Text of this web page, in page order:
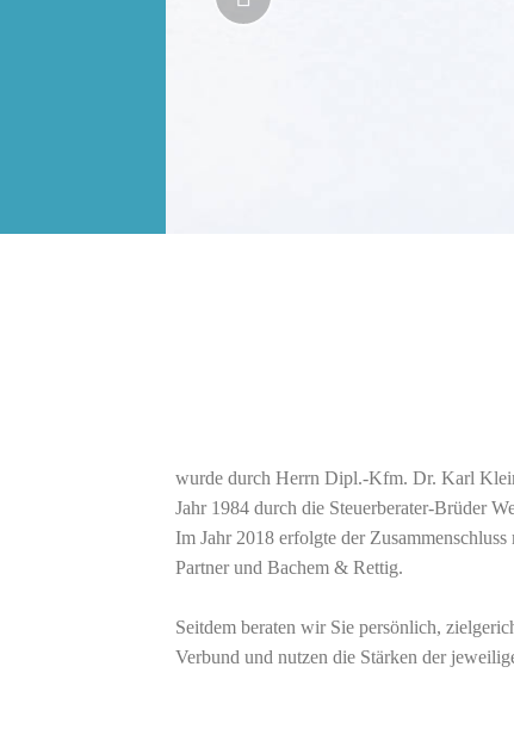
Previous
wurde durch Herrn Dipl.-Kfm. Dr. Karl
Jahr 1984 durch die Steuerberater-Brüder
Im Jahr 2018 erfolgte der
Partner und Bachem & Rettig.
Seitdem beraten wir Sie persönlich,
Verbund und nutzen die Stärken der